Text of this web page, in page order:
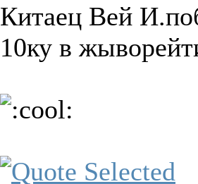
Китаец Вей
10ку в